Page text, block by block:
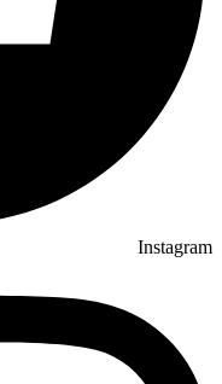
Instagram